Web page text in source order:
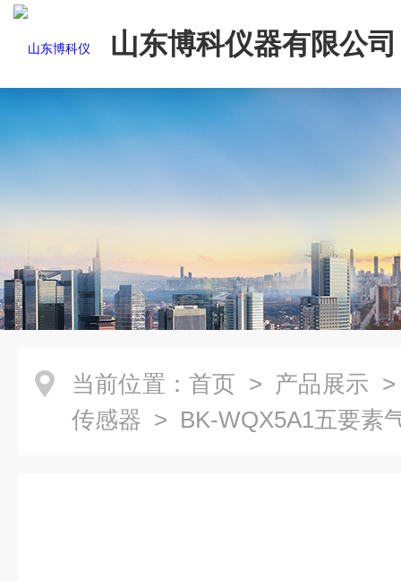
山东博科仪器有限公司
当前位置： 首页 > 产品展示
传感器 > BK-WQX5A1五要素